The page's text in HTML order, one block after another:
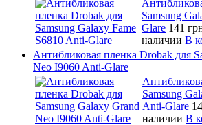
Samsung
Glare 141
наличии В
Антибликовая пленка Drobak для
Neo I9060 Anti-Glare
Samsung
Anti-Glare
наличии В